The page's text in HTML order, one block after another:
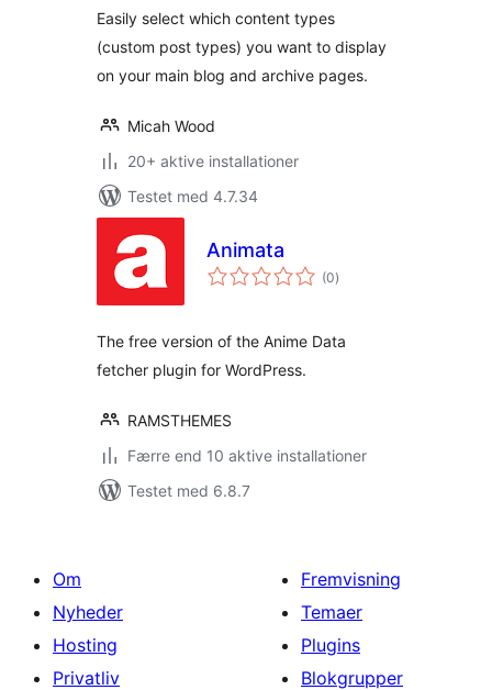
Easily select which content types
(custom post types) you want to display
on your main blog and archive pages.
Micah Wood
20+ aktive installationer
Testet med 4.7.34
Animata
(0totale
bedømmelser
)
The free version of the Anime Data
fetcher plugin for WordPress.
RAMSTHEMES
Færre end 10 aktive installationer
Testet med 6.8.7
Om
Nyheder
Hosting
Privatliv
Fremvisning
Temaer
Plugins
Blokgrupper